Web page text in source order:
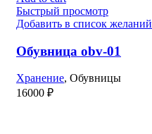
Быстрый просмотр
Добавить в список желаний
Обувница obv-01
Хранение, Обувницы
16000 ₽